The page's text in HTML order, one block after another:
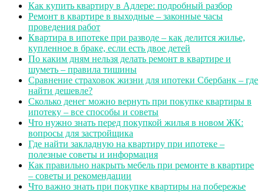
Как купить квартиру в Адлере: подробный разбор
Ремонт в квартире в выходные – законные часы
проведения работ
Квартира в ипотеке при разводе – как делится жилье,
купленное в браке, если есть двое детей
По каким дням нельзя делать ремонт в квартире и
шуметь – правила тишины
Сравнение страховок жизни для ипотеки Сбербанк – где
найти дешевле?
Сколько денег можно вернуть при покупке квартиры в
ипотеку – все способы и советы
Что нужно знать перед покупкой жилья в новом ЖК:
вопросы для застройщика
Где найти закладную на квартиру при ипотеке –
полезные советы и информация
Как правильно накрыть мебель при ремонте в квартире
– советы и рекомендации
Что важно знать при покупке квартиры на побережье